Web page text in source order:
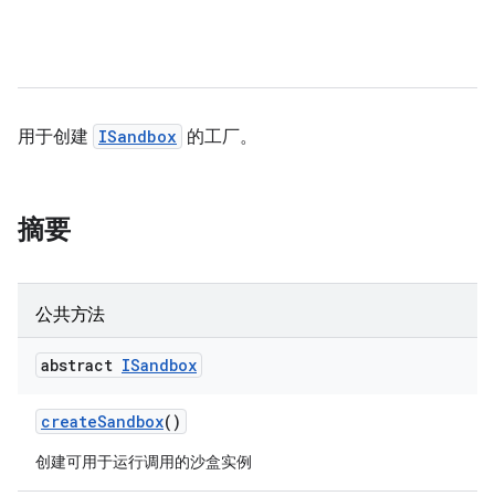
用于创建 ISandbox 的工厂。
摘要
公共方法
abstract ISandbox
createSandbox()
创建可用于运行调用的沙盒实例